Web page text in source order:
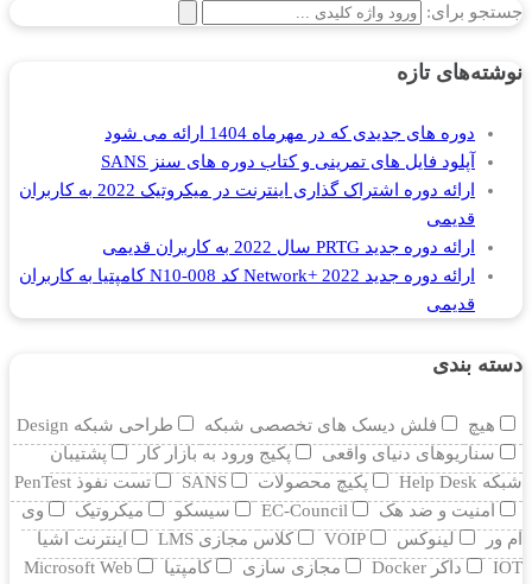
جستجو برای:
نوشته‌های تازه
دوره های جدیدی که در مهرماه 1404 ارائه می شود
آپلود فایل های تمرینی و کتاب دوره های سنز SANS
ارائه دوره اشتراک گذاری اینترنت در میکروتیک 2022 به کاربران
قدیمی
ارائه دوره جدید PRTG سال 2022 به کاربران قدیمی
ارائه دوره جدید Network+ 2022 کد N10-008 کامپتیا به کاربران
قدیمی
دسته بندی
هیچ فلش دیسک های تخصصی شبکه
طراحی شبکه Design
سناریوهای دنیای واقعی
پکیج ورود به بازار کار
پشتیبان
شبکه Help Desk
پکیچ محصولات SANS
تست نفوذ PenTest
امنیت و ضد هک
EC-Council سیسکو میکروتیک
وی
ام ور
لینوکس VOIP کلاس مجازی LMS
اینترنت اشیا
IOT
داکر Docker مجازی سازی کامپتیا
Microsoft Web